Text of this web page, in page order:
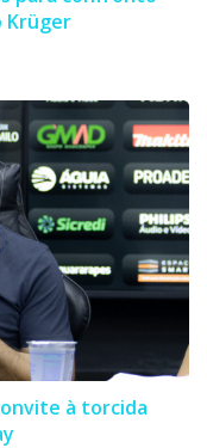
Krüger
à torcida